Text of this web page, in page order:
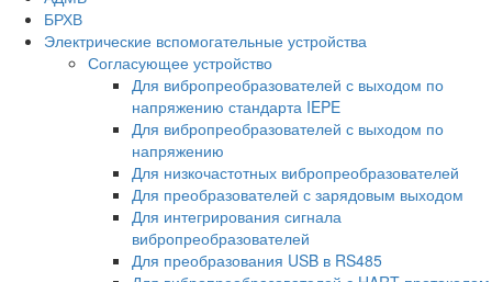
БРХВ
Электрические вспомогательные устройства
Согласующее устройство
Для вибропреобразователей с выходом по
напряжению стандарта IEPE
Для вибропреобразователей с выходом по
напряжению
Для низкочастотных вибропреобразователей
Для преобразователей с зарядовым выходом
Для интегрирования сигнала
вибропреобразователей
Для преобразования USB в RS485